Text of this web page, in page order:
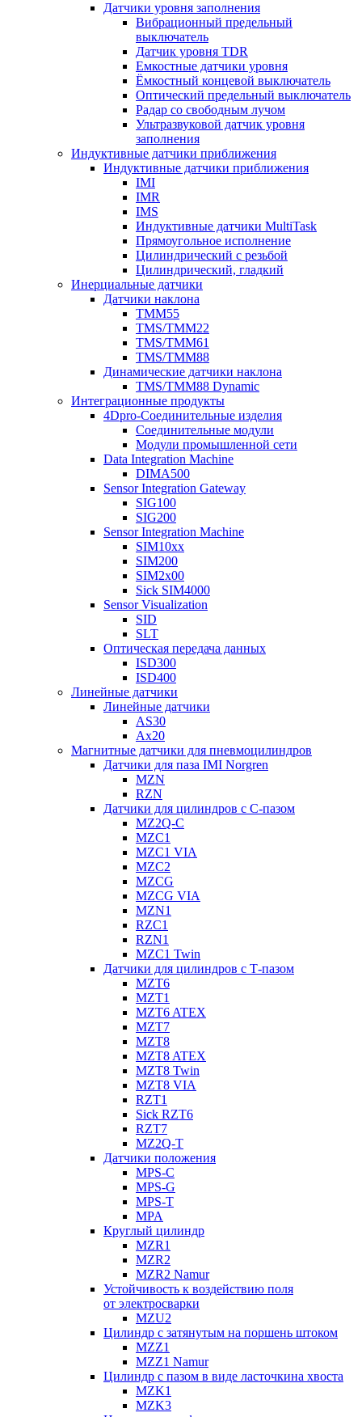
Датчики уровня заполнения
Вибрационный предельный
выключатель
Датчик уровня TDR
Емкостные датчики уровня
Ёмкостный концевой выключатель
Оптический предельный выключатель
Радар со свободным лучом
Ультразвуковой датчик уровня
заполнения
Индуктивные датчики приближения
Индуктивные датчики приближения
IMI
IMR
IMS
Индуктивные датчики MultiTask
Прямоугольное исполнение
Цилиндрический с резьбой
Цилиндрический, гладкий
Инерциальные датчики
Датчики наклона
TMM55
TMS/TMM22
TMS/TMM61
TMS/TMM88
Динамические датчики наклона
TMS/TMM88 Dynamic
Интеграционные продукты
4Dpro-Соединительные изделия
Соединительные модули
Модули промышленной сети
Data Integration Machine
DIMA500
Sensor Integration Gateway
SIG100
SIG200
Sensor Integration Machine
SIM10xx
SIM200
SIM2x00
Sick SIM4000
Sensor Visualization
SID
SLT
Оптическая передача данных
ISD300
ISD400
Линейные датчики
Линейные датчики
AS30
Ax20
Магнитные датчики для пневмоцилиндров
Датчики для паза IMI Norgren
MZN
RZN
Датчики для цилиндров с С-пазом
MZ2Q-C
MZC1
MZC1 VIA
MZC2
MZCG
MZCG VIA
MZN1
RZC1
RZN1
MZC1 Twin
Датчики для цилиндров с Т-пазом
MZT6
MZT1
MZT6 ATEX
MZT7
MZT8
MZT8 ATEX
MZT8 Twin
MZT8 VIA
RZT1
Sick RZT6
RZT7
MZ2Q-T
Датчики положения
MPS-C
MPS-G
MPS-T
MPA
Круглый цилиндр
MZR1
MZR2
MZR2 Namur
Устойчивость к воздействию поля
от электросварки
MZU2
Цилиндр с затянутым на поршень штоком
MZZ1
MZZ1 Namur
Цилиндр с пазом в виде ласточкина хвоста
MZK1
MZK3